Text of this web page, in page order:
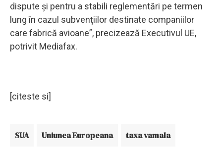
dispute şi pentru a stabili reglementări pe termen
lung în cazul subvenţiilor destinate companiilor
care fabrică avioane”, precizează Executivul UE,
potrivit Mediafax.
[citeste si]
SUA Uniunea Europeana taxa vamala